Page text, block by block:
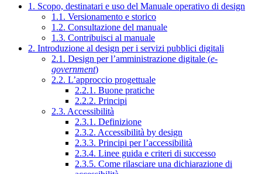
1. Scopo, destinatari e uso del Manuale operativo di design
1.1. Versionamento e storico
1.2. Consultazione del manuale
1.3. Contribuisci al manuale
2. Introduzione al design per i servizi pubblici digitali
2.1. Design per l’amministrazione digitale (e-
government)
2.2. L’approccio progettuale
2.2.1. Buone pratiche
2.2.2. Principi
2.3. Accessibilità
2.3.1. Definizione
2.3.2. Accessibilità by design
2.3.3. Principi per l’accessibilità
2.3.4. Linee guida e criteri di successo
2.3.5. Come rilasciare una dichiarazione di